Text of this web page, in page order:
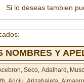
Si lo deseas tambien
NOMBRES Y
,Seco, Adalhard,